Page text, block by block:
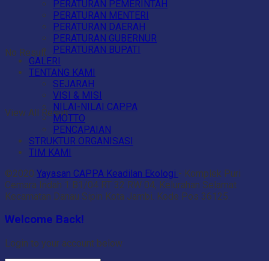
No Result
View All Result
PERATURAN PEMERINTAH
PERATURAN MENTERI
PERATURAN DAERAH
PERATURAN GUBERNUR
PERATURAN BUPATI
GALERI
TENTANG KAMI
SEJARAH
VISI & MISI
NILAI-NILAI CAPPA
MOTTO
PENCAPAIAN
STRUKTUR ORGANISASI
TIM KAMI
©2020 Yayasan CAPPA Keadilan Ekologi - Komplek Puri
Cemara Indah 1 B1/04 RT 32 RW 04, Kelurahan Selamat
Kecamatan Danau Sipin Kota Jambi. Kode Pos 36125.
Welcome Back!
Login to your account below